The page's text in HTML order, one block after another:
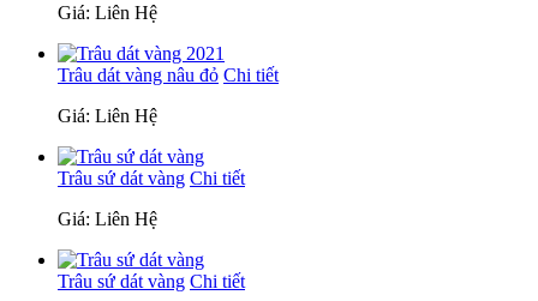
Giá: Liên Hệ
Trâu dát vàng nâu đỏ Chi tiết
Giá: Liên Hệ
Trâu sứ dát vàng Chi tiết
Giá: Liên Hệ
Trâu sứ dát vàng Chi tiết